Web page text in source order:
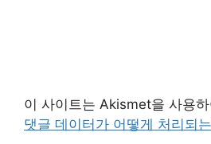
이 사이트는 Akismet을 사용
댓글 데이터가 어떻게 처리되